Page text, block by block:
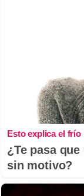
Esto explica el frío
¿Te pasa
sin motivo?